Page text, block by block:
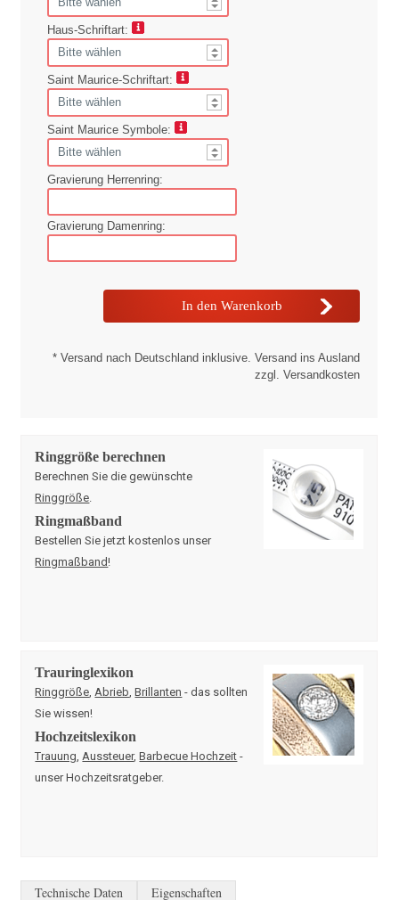
Haus-Schriftart:
Saint Maurice-Schriftart:
Saint Maurice Symbole:
Gravierung Herrenring:
Gravierung Damenring:
* Versand nach Deutschland inklusive. Versand ins Ausland
zzgl. Versandkosten
Ringgröße berechnen
Berechnen Sie die gewünschte
Ringgröße
Ringmaßband
Bestellen Sie jetzt kostenlos unser
Ringmaßband!
Trauringlexikon
Ringgröße Abrieb ,Brillanten - das sollten
Sie wissen!
Hochzeitslexikon
Trauung Aussteuer,Barbecue Hochzeit -
unser Hochzeitsratgeber.
Technische Daten Eigenschaften